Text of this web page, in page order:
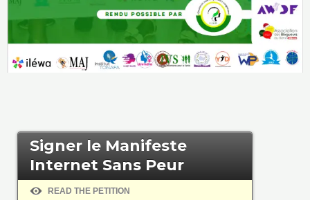
Signer le Manifeste
Internet Sans Peur
READ THE PETITION